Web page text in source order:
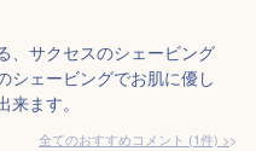
、サクセスのシェービング
シェービングでお肌に優し
ます。
全てのおすすめコメント (1件) >